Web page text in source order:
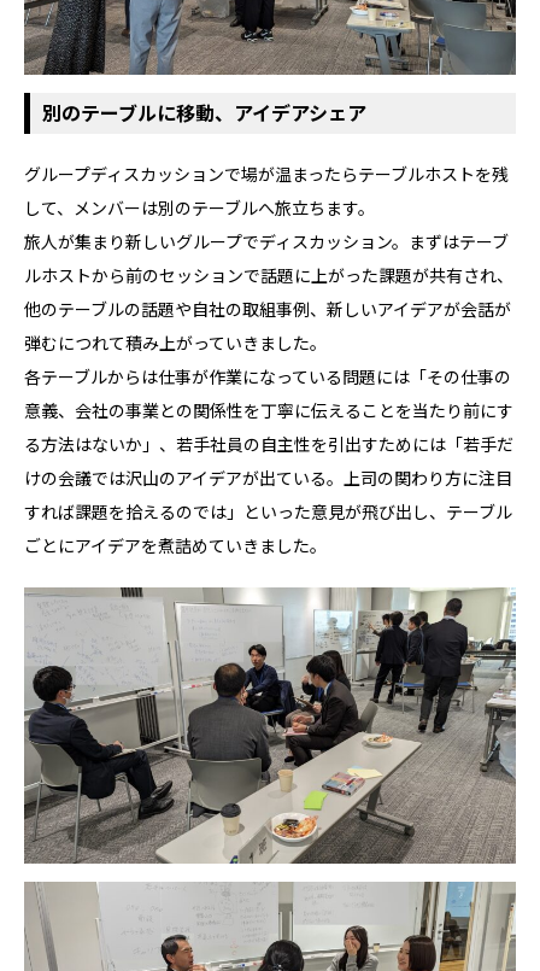
別のテーブルに移動、アイデアシェア
グループディスカッションで場が温まったらテーブルホストを残
して、メンバーは別のテーブルへ旅立ちます。
旅人が集まり新しいグループでディスカッション。まずはテーブ
ルホストから前のセッションで話題に上がった課題が共有され、
他のテーブルの話題や自社の取組事例、新しいアイデアが会話が
弾むにつれて積み上がっていきました。
各テーブルからは仕事が作業になっている問題には「その仕事の
意義、会社の事業との関係性を丁寧に伝えることを当たり前にす
る方法はないか」、若手社員の自主性を引出すためには「若手だ
けの会議では沢山のアイデアが出ている。上司の関わり方に注目
すれば課題を拾えるのでは」といった意見が飛び出し、テーブル
ごとにアイデアを煮詰めていきました。